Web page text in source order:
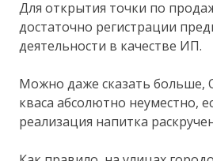
Для открытия точки по
достаточно регистрации
деятельности в качестве ИП.
Можно даже сказать
кваса абсолютно неуместно,
реализация напитка